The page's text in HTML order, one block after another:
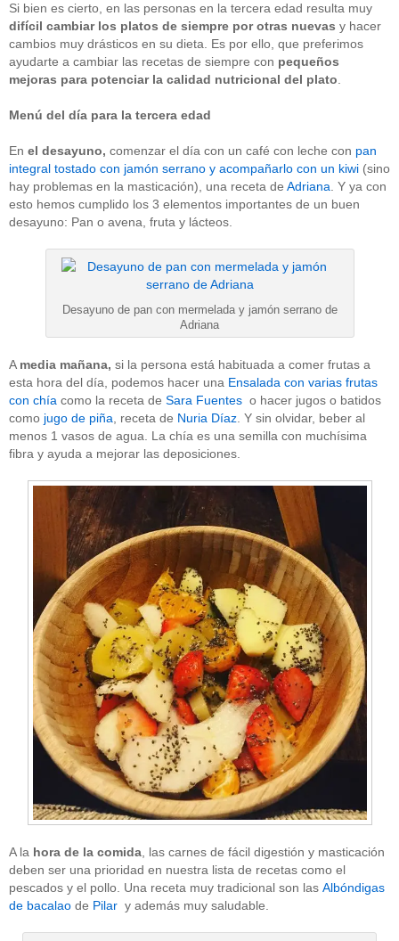
Si bien es cierto, en las personas en la tercera edad resulta muy
difícil cambiar los platos de siempre por otras nuevas y hacer
cambios muy drásticos en su dieta. Es por ello, que preferimos
ayudarte a cambiar las recetas de siempre con pequeños
mejoras para potenciar la calidad nutricional del plato
Menú del día para la tercera edad
En el desayuno, comenzar el día con un café con leche con pan
integral tostado con jamón serrano y acompañarlo con un kiwi (sino
hay problemas en la masticación), una receta de Adriana . Y ya con
esto hemos cumplido los 3 elementos importantes de un buen
desayuno: Pan o avena, fruta y lácteos.
Desayuno de pan con mermelada y jamón serrano de
Adriana
A media mañana, si la persona está habituada a comer frutas a
esta hora del día, podemos hacer una Ensalada con varias frutas
con chía como la receta de Sara Fuentes o hacer jugos o batidos
como jugo de piña , receta de Nuria Díaz . Y sin olvidar, beber al
menos 1 vasos de agua. La chía es una semilla con muchísima
fibra y ayuda a mejorar las deposiciones.
A la hora de la comida , las carnes de fácil digestión y masticación
deben ser una prioridad en nuestra lista de recetas como el
pescados y el pollo. Una receta muy tradicional son las Albóndigas
de bacalao de Pilar y además muy saludable.